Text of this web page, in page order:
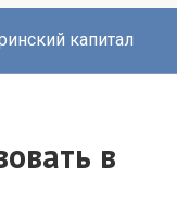
капитал
в